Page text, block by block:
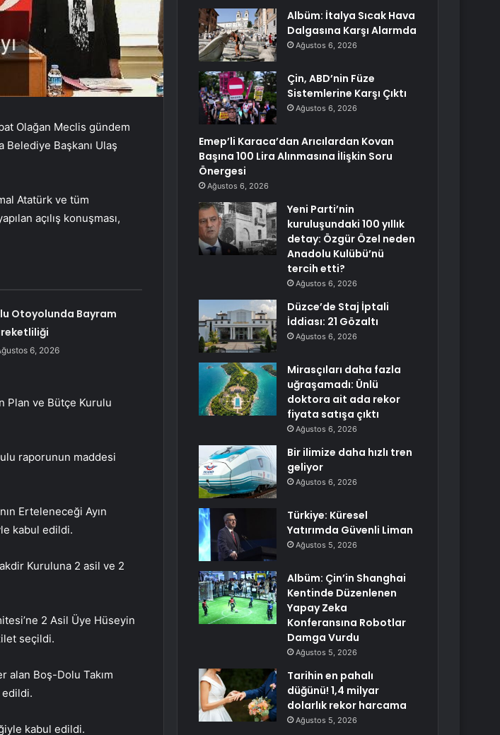
Olağan Meclis gündem
Belediye Başkanı Ulaş
Atatürk ve tüm
açılış konuşması,
Otoyolunda Bayram
6, 2026
Plan ve Bütçe Kurulu
raporunun maddesi
Erteleneceği Ayın
kabul edildi.
Kuruluna 2 asil ve 2
2 Asil Üye Hüseyin
seçildi.
alan Boş-Dolu Takım
edildi.
kabul edildi.
Albüm: İtalya Sıcak Hava
Dalgasına Karşı Alarmda
Ağustos 6, 2026
Çin, ABD’nin Füze
Sistemlerine Karşı Çıktı
Ağustos 6, 2026
Emep’li Karaca’dan Arıcılardan Kovan
Başına 100 Lira Alınmasına İlişkin Soru
Önergesi
Ağustos 6, 2026
Yeni Parti’nin
kuruluşundaki 100 yıllık
detay: Özgür Özel neden
Anadolu Kulübü’nü
tercih etti?
Ağustos 6, 2026
Düzce’de Staj İptali
İddiası: 21 Gözaltı
Ağustos 6, 2026
Mirasçıları daha fazla
uğraşamadı: Ünlü
doktora ait ada rekor
fiyata satışa çıktı
Ağustos 6, 2026
Bir ilimize daha hızlı tren
geliyor
Ağustos 6, 2026
Türkiye: Küresel
Yatırımda Güvenli Liman
Ağustos 5, 2026
Albüm: Çin’in Shanghai
Kentinde Düzenlenen
Yapay Zeka
Konferansına Robotlar
Damga Vurdu
Ağustos 5, 2026
Tarihin en pahalı
düğünü! 1,4 milyar
dolarlık rekor harcama
Ağustos 5, 2026